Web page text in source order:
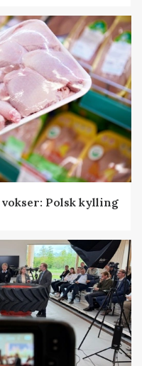
Polsk kylling